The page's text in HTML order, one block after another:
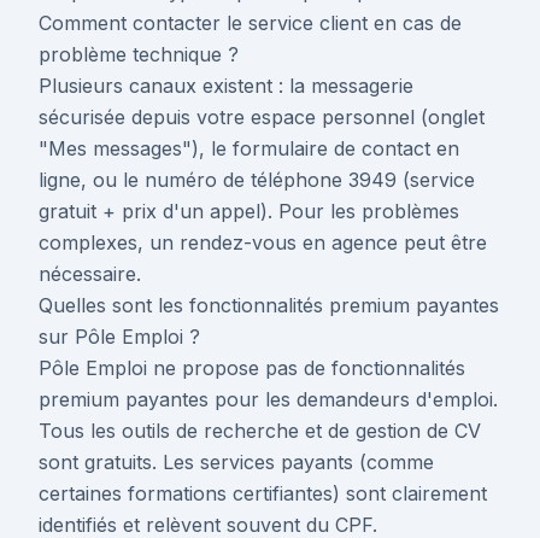
Comment contacter le service client en cas de
problème technique ?
Plusieurs canaux existent : la messagerie
sécurisée depuis votre espace personnel (onglet
"Mes messages"), le formulaire de contact en
ligne, ou le numéro de téléphone 3949 (service
gratuit + prix d'un appel). Pour les problèmes
complexes, un rendez-vous en agence peut être
nécessaire.
Quelles sont les fonctionnalités premium payantes
sur Pôle Emploi ?
Pôle Emploi ne propose pas de fonctionnalités
premium payantes pour les demandeurs d'emploi.
Tous les outils de recherche et de gestion de CV
sont gratuits. Les services payants (comme
certaines formations certifiantes) sont clairement
identifiés et relèvent souvent du CPF.